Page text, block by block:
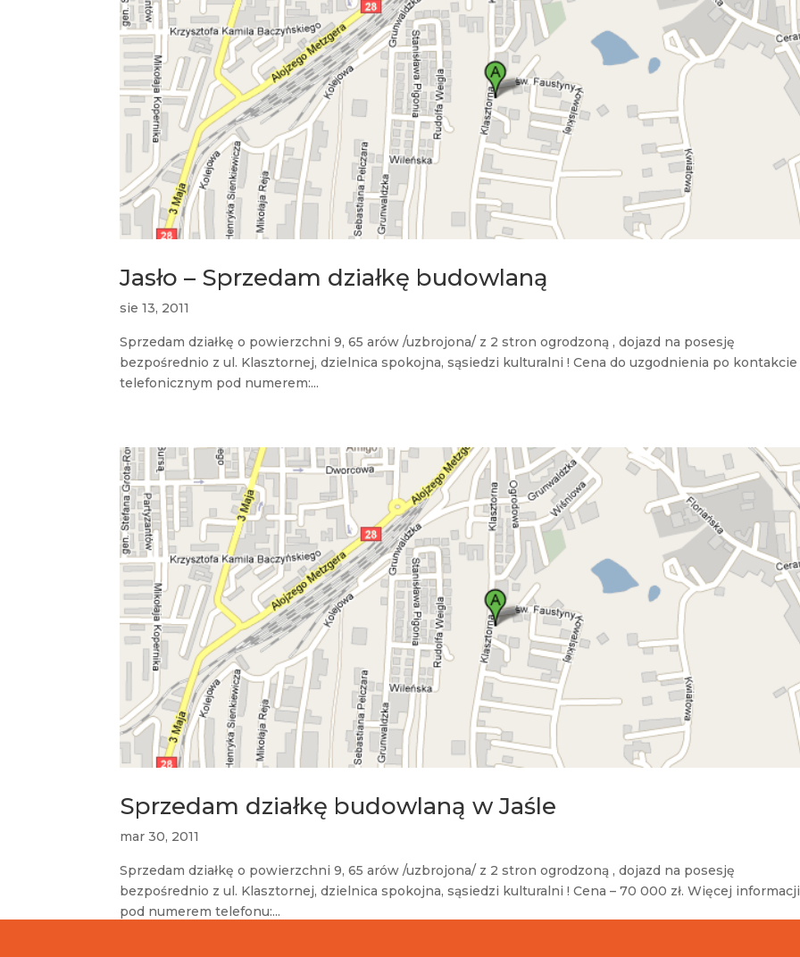
Jasło – Sprzedam działkę budowlaną
sie 13, 2011
Sprzedam działkę o powierzchni 9, 65 arów /uzbrojona/ z 2 stron ogrodzoną , dojazd na posesję
bezpośrednio z ul. Klasztornej, dzielnica spokojna, sąsiedzi kulturalni ! Cena do uzgodnienia po kontakcie
telefonicznym pod numerem:...
Sprzedam działkę budowlaną w Jaśle
mar 30, 2011
Sprzedam działkę o powierzchni 9, 65 arów /uzbrojona/ z 2 stron ogrodzoną , dojazd na posesję
bezpośrednio z ul. Klasztornej, dzielnica spokojna, sąsiedzi kulturalni ! Cena – 70 000 zł. Więcej informacji
pod numerem telefonu:...